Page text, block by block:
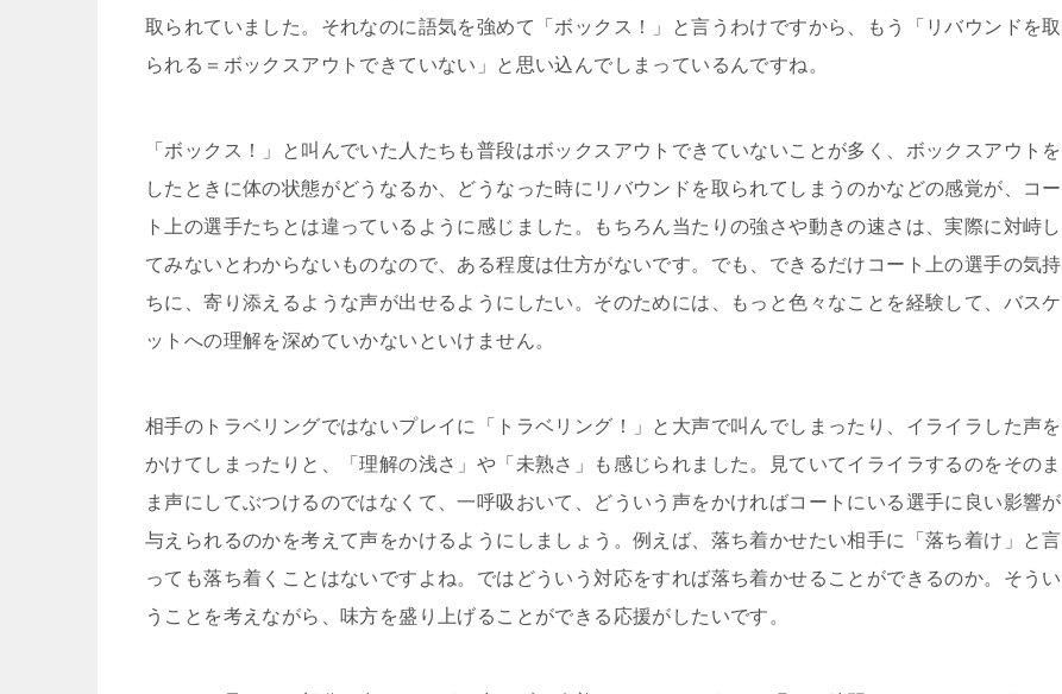
取られていました。それなのに語気を強めて「ボックス！」と言うわけですから、もう「リバウンドを取
られる＝ボックスアウトできていない」と思い込んでしまっているんですね。
「ボックス！」と叫んでいた人たちも普段はボックスアウトできていないことが多く、ボックスアウトを
したときに体の状態がどうなるか、どうなった時にリバウンドを取られてしまうのかなどの感覚が、コー
ト上の選手たちとは違っているように感じました。もちろん当たりの強さや動きの速さは、実際に対峙し
てみないとわからないものなので、ある程度は仕方がないです。でも、できるだけコート上の選手の気持
ちに、寄り添えるような声が出せるようにしたい。そのためには、もっと色々なことを経験して、バスケ
ットへの理解を深めていかないといけません。
相手のトラベリングではないプレイに「トラベリング！」と大声で叫んでしまったり、イライラした声を
かけてしまったりと、「理解の浅さ」や「未熟さ」も感じられました。見ていてイライラするのをそのま
ま声にしてぶつけるのではなくて、一呼吸おいて、どういう声をかければコートにいる選手に良い影響が
与えられるのかを考えて声をかけるようにしましょう。例えば、落ち着かせたい相手に「落ち着け」と言
っても落ち着くことはないですよね。ではどういう対応をすれば落ち着かせることができるのか。そうい
うことを考えながら、味方を盛り上げることができる応援がしたいです。